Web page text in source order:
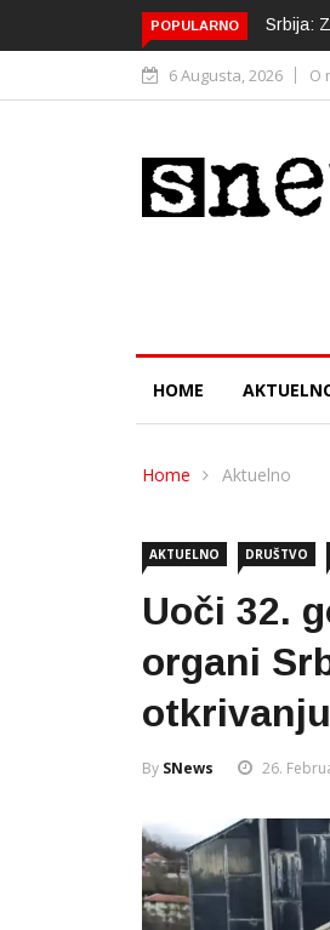
POPULARNO Srbija:
6 Augusta, 2026 O
HOME
Home Aktuelno
AKTUELNO DRUŠTVO
Uoči 32.
organi
By SNews 26.